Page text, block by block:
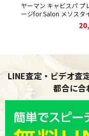
ヤーマン キャビスパ プ
ージfor Salon メソスタ
レミアセットをお買取
LINE査定・ビデオ査
都合に合